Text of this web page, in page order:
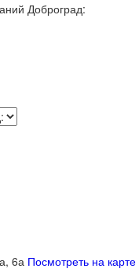
Доброград:
6а Посмотреть на карте